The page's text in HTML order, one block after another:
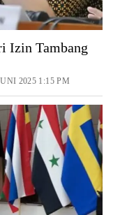
Izin Tambang
2025 1:15 PM